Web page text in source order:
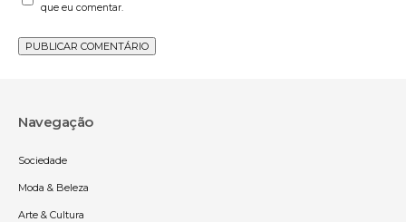
que eu comentar.
Navegação
Sociedade
Moda & Beleza
Arte & Cultura